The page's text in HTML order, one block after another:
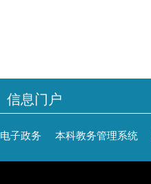
信息门户
电子政务 本科教务管理系统